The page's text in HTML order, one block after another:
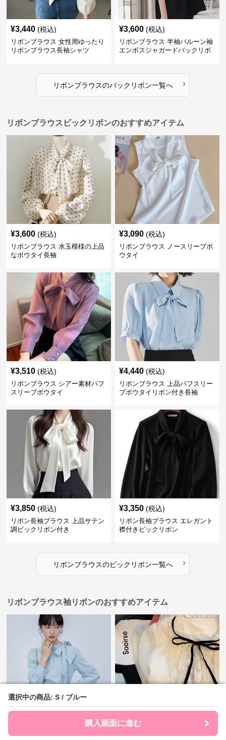
選択中の商品: S / ブルー
購入画面に進む
選択中の商品: S / ブルー
購入画面に進む
¥3,440 (税込)
リボンブラウス 女性用ゆったり
リボンブラウス長袖シャツ
¥3,600 (税込)
リボンブラウス 半袖バルーン袖
エンボスジャガードバックリボ
リボンブラウスのバックリボン一覧へ ›
リボンブラウスビックリボンのおすすめアイテム
¥3,600 (税込)
リボンブラウス 水玉模様の上品
なボウタイ長袖
¥3,090 (税込)
リボンブラウス ノースリーブボ
ウタイ
¥3,510 (税込)
リボンブラウス シアー素材パフ
スリーブボウタイ
¥4,440 (税込)
リボンブラウス 上品パフスリー
ブボウタイリボン付き長袖
¥3,850 (税込)
リボン長袖ブラウス 上品サテン
調ビックリボン付き
¥3,350 (税込)
リボン長袖ブラウス エレガント
襟付きビックリボン
リボンブラウスのビックリボン一覧へ ›
リボンブラウス袖リボンのおすすめアイテム
¥4,400 (税込)
リボンブラウス ネックリボン付
きパフスリーブブラウス
¥3,020 (税込)
リボンブラウス フリル襟ベルベ
ット調リボン付きブラウス